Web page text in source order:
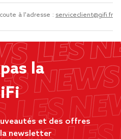
à l'adresse : serviceclient@gifi.fr
la
et des offres
newsletter